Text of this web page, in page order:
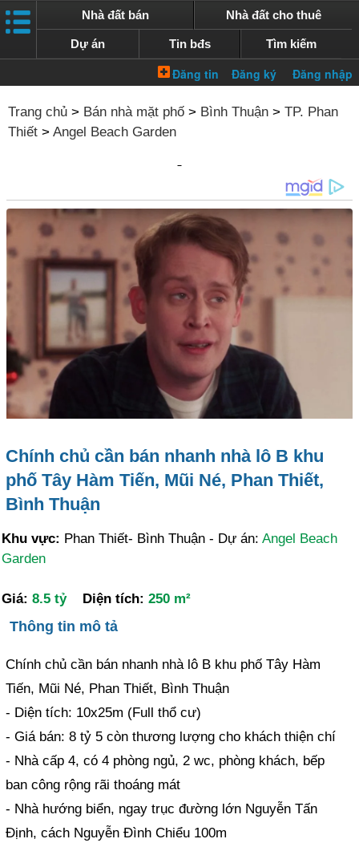
Nhà đất bán Nhà đất cho thuê
Dự án Tin bđs Tìm kiếm
Trang chủ > Bán nhà mặt phố > Bình Thuận > TP. Phan
Thiết > Angel Beach Garden
Chính chủ cần bán nhanh nhà lô B khu
phố Tây Hàm Tiến, Mũi Né, Phan Thiết,
Bình Thuận
Khu vực: Phan Thiết- Bình Thuận - Dự án:Angel Beach
Garden
Giá:8.5 tỷ Diện tích:250 m²
Thông tin mô tả
Chính chủ cần bán nhanh nhà lô B khu phố Tây Hàm
Tiến, Mũi Né, Phan Thiết, Bình Thuận
- Diện tích: 10x25m (Full thổ cư)
- Giá bán: 8 tỷ 5 còn thương lượng cho khách thiện chí
- Nhà cấp 4, có 4 phòng ngủ, 2 wc, phòng khách, bếp
ban công rộng rãi thoáng mát
- Nhà hướng biển, ngay trục đường lớn Nguyễn Tấn
Định, cách Nguyễn Đình Chiểu 100m